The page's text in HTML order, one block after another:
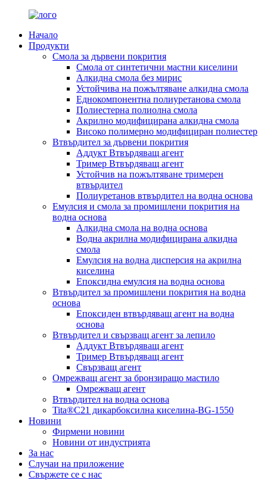
Начало
Продукти
Смола за дървени покрития
Смола от синтетични мастни киселини
Алкидна смола без мирис
Устойчива на пожълтяване алкидна смола
Еднокомпонентна полиуретанова смола
Полиестерна полиолна смола
Акрилно модифицирана алкидна смола
Високо полимерно модифициран полиестер
Втвърдител за дървени покрития
Аддукт Втвърдяващ агент
Тример Втвърдяващ агент
Устойчив на пожълтяване тримерен
втвърдител
Полиуретанов втвърдител на водна основа
Емулсия и смола за промишлени покрития на
водна основа
Алкидна смола на водна основа
Водна акрилна модифицирана алкидна
смола
Емулсия на водна дисперсия на акрилна
киселина
Епоксидна емулсия на водна основа
Втвърдител за промишлени покрития на водна
основа
Епоксиден втвърдяващ агент на водна
основа
Втвърдител и свързващ агент за лепило
Аддукт Втвърдяващ агент
Тример Втвърдяващ агент
Свързващ агент
Омрежващ агент за бронзиращо мастило
Омрежващ агент
Втвърдител на водна основа
Tita®C21 дикарбоксилна киселина-BG-1550
Новини
Фирмени новини
Новини от индустрията
За нас
Случаи на приложение
Свържете се с нас